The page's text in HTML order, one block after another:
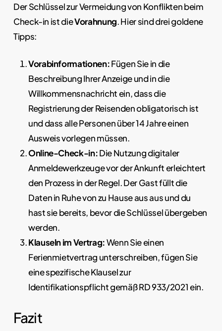
Der Schlüssel zur Vermeidung von Konflikten beim
Check-in ist dieVorahnung. Hier sind drei goldene
Tipps:
Vorabinformationen:Fügen Sie in die
Beschreibung Ihrer Anzeige und in die
Willkommensnachricht ein, dass die
Registrierung der Reisenden obligatorisch ist
und dass alle Personen über 14 Jahre einen
Ausweis vorlegen müssen.
Online-Check-in:Die Nutzung digitaler
Anmeldewerkzeuge vor der Ankunft erleichtert
den Prozess in der Regel. Der Gast füllt die
Daten in Ruhe von zu Hause aus aus und du
hast sie bereits, bevor die Schlüssel übergeben
werden.
Klauseln im Vertrag:Wenn Sie einen
Ferienmietvertrag unterschreiben, fügen Sie
eine spezifische Klausel zur
Identifikationspflicht gemäß RD 933/2021 ein.
Fazit